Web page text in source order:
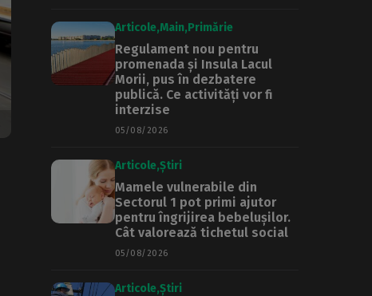
Articole Main Primărie
Regulament nou pentru
promenada și Insula Lacul
Morii, pus în dezbatere
publică. Ce activități vor fi
interzise
05/08/2026
Articole Știri
Mamele vulnerabile din
Sectorul 1 pot primi ajutor
pentru îngrijirea bebelușilor.
Cât valorează tichetul social
05/08/2026
Articole Știri